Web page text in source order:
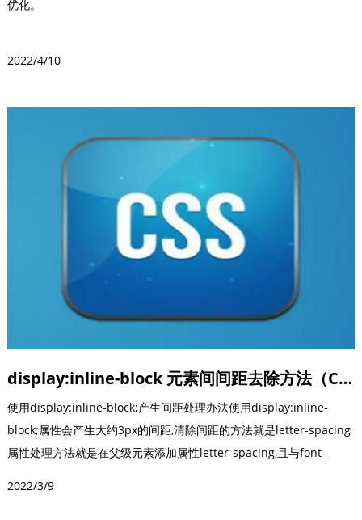
优化。
2022/4/10
display:inline-block 元素间间距去除方法（CSS样式）
使用display:inline-block;产生间距处理办法使用display:inline-
block;属性会产生大约3px的间距,清除间距的方法就是letter-spacing
属性处理方法就是在父级元素添加属性letter-spacing,且与font-
2022/3/9